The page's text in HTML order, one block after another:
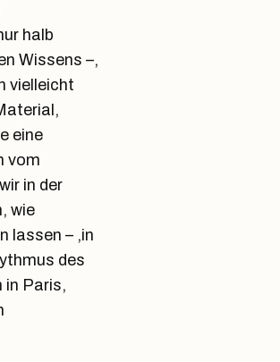
halb
Wissens –,
vielleicht
eine
vom
in der
wie
lassen – ,in
des
in Paris,